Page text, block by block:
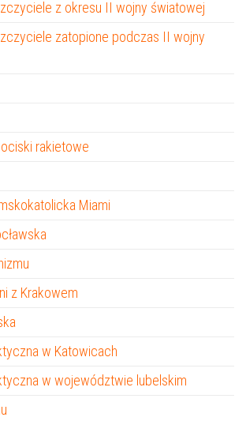
z okresu II wojny światowej
zatopione podczas II wojny
rakietowe
Miami
z Krakowem
w Katowicach
w województwie lubelskim